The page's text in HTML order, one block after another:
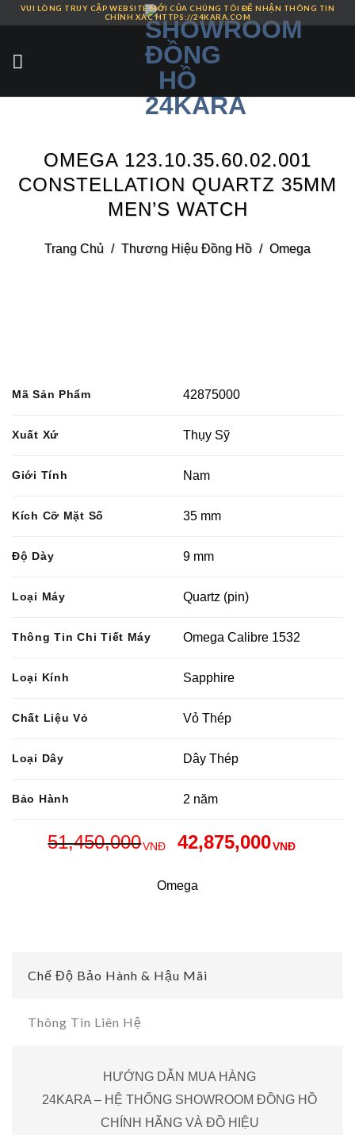
Skip
content
VUI LÒNG TRUY CẬP WEBSITE MỚI CỦA CHÚNG TÔI ĐỂ NHẬN THÔNG TIN
CHÍNH XÁC HTTPS://24KARA.COM
OMEGA 123.10.35.60.02.001
CONSTELLATION QUARTZ 35MM
MEN’S WATCH
Trang Chủ / Thương Hiệu Đồng Hồ / Omega
Mã Sản Phẩm 42875000
Xuất Xứ Thụy Sỹ
Giới Tính Nam
Kích Cỡ Mặt Số 35 mm
Độ Dày 9 mm
Loại Máy Quartz (pin)
Thông Tin Chi Tiết Máy Omega Calibre 1532
Loại Kính Sapphire
Chất Liệu Vỏ Vỏ Thép
Loại Dây Dây Thép
Bảo Hành 2 năm
51,450,000VNĐ 42,875,000VNĐ
Omega
Chế Độ Bảo Hành & Hậu Mãi
Thông Tin Liên Hệ
HƯỚNG DẪN MUA HÀNG
24KARA – HỆ THỐNG SHOWROOM ĐỒNG HỒ
CHÍNH HÃNG VÀ ĐỒ HIỆU